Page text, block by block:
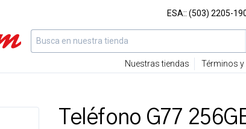
ESA:: (503) 2205-
Nuestras tiendas
Términos
Teléfono G77